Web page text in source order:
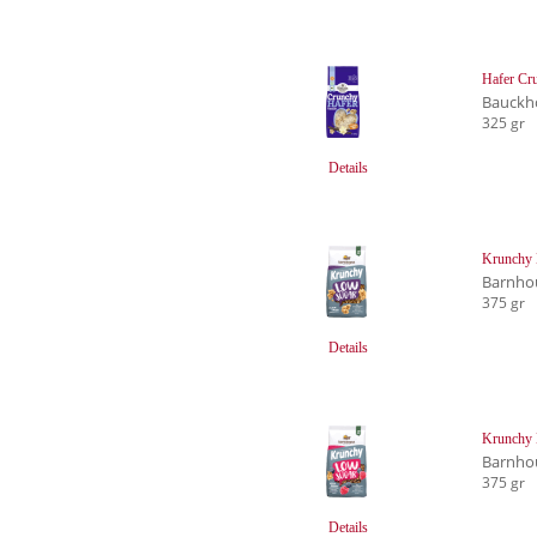
Details
Hafer
325 gr
Details
Krunchy
375 gr
Details
Krunchy
375 gr